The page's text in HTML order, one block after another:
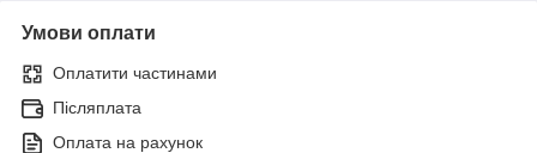
Умови оплати
Оплатити частинами
Післяплата
Оплата на рахунок